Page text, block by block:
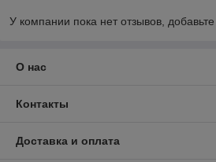
У компании пока нет отзывов,
О нас
Контакты
Доставка и оплата